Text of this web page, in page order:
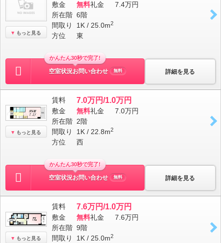
もっと見る
敷金 無料礼金
7.4万円
所在階 6階
間取り
1K / 25.0m2
方位 東
詳細を見る
かんたん30秒で完了!
空室状況お問い合わせ 無料
もっと見る
賃料 7.0万円/1.0万円
敷金 無料礼金
7.0万円
所在階 2階
間取り
1K / 22.8m2
方位 西
詳細を見る
かんたん30秒で完了!
空室状況お問い合わせ 無料
もっと見る
賃料 7.6万円/1.0万円
敷金 無料礼金
7.6万円
所在階 9階
間取り
1K / 25.0m2